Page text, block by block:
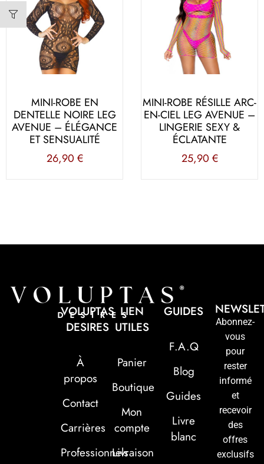
MINI-ROBE EN
DENTELLE NOIRE LEG
AVENUE – ÉLÉGANCE
ET SENSUALITÉ
26,90 €
MINI-ROBE RÉSILLE ARC-
EN-CIEL LEG AVENUE –
LINGERIE SEXY &
ÉCLATANTE
25,90 €
VOLUPTAS
DESIRES
À
propos
Contact
Carrières
Professionnels
LIEN
UTILES
Panier
Boutique
Mon
compte
Livraison
GUIDES
F.A.Q
Blog
Guides
Livre
blanc
Abonnez-
vous
pour
rester
informé
et
recevoir
des
offres
exclusifs